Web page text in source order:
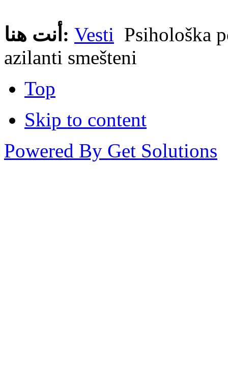
أنت هنا: Vesti Psihološka
azilanti smešteni
Top
Skip to content
Powered By Get Solutions